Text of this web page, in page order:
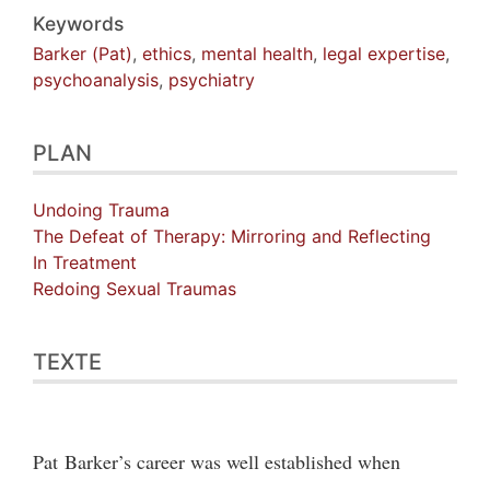
Keywords
Barker (Pat), ethics, mental health, legal expertise,
psychoanalysis, psychiatry
PLAN
Undoing Trauma
The Defeat of Therapy: Mirroring and Reflecting
In Treatment
Redoing Sexual Traumas
TEXTE
Pat Barker’s career was well established when